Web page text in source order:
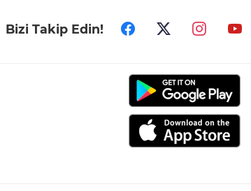
Bizi Takip Edin!